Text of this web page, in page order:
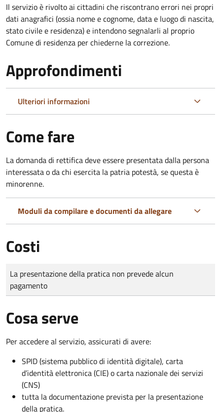
Il servizio è rivolto ai cittadini che riscontrano errori nei propri
dati anagrafici (ossia nome e cognome, data e luogo di nascita,
stato civile e residenza) e intendono segnalarli al proprio
Comune di residenza per chiederne la correzione.
Approfondimenti
Ulteriori informazioni
Come fare
La domanda di rettifica deve essere presentata dalla persona
interessata oda chi esercita la patria potestà, se questa è
minorenne.
Moduli da compilare e documenti da allegare
Costi
Tipo di pagamento
Importo
La presentazione della pratica non prevede alcun
pagamento
Cosa serve
Per accedere al servizio, assicurati di avere:
SPID (sistema pubblico di identità digitale), carta
d’identità elettronica (CIE) o carta nazionale dei servizi
(CNS)
tutta la documentazione prevista per la presentazione
della pratica.